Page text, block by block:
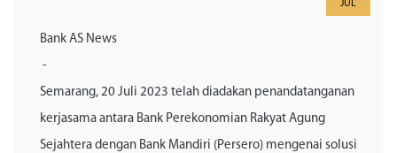
JUL
Bank AS News
-
Semarang, 20 Juli 2023 telah diadakan penandatanganan
kerjasama antara Bank Perekonomian Rakyat Agung
Sejahtera dengan Bank Mandiri (Persero) mengenai solusi